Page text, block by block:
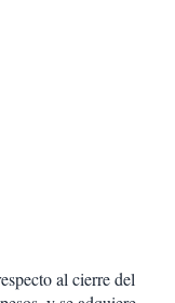
al cierre del